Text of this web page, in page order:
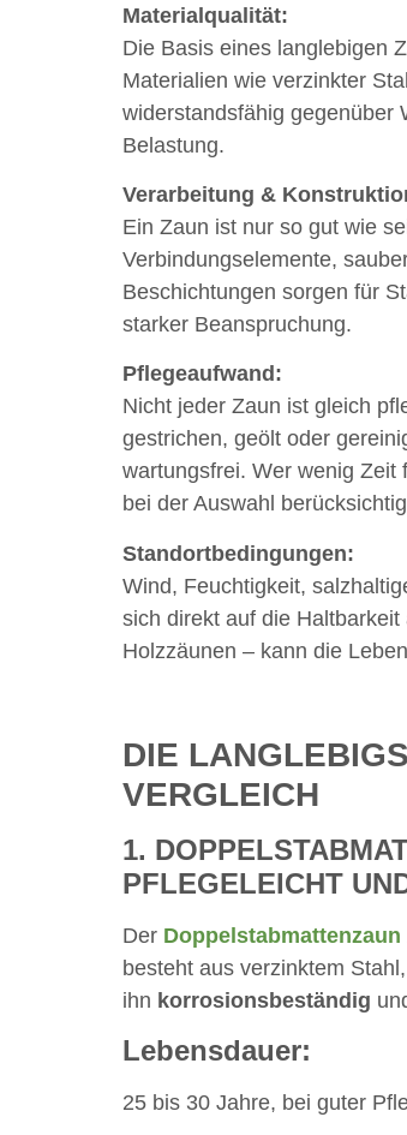
Materialqualität:
Die Basis eines langlebigen
Materialien wie verzinkter
widerstandsfähig gegenüber
Belastung.
Verarbeitung &
Ein Zaun ist nur so gut wie
Verbindungselemente,
Beschichtungen sorgen für
starker Beanspruchung.
Pflegeaufwand:
Nicht jeder Zaun ist gleich
gestrichen, geölt oder
wartungsfrei. Wer wenig Zeit
bei der Auswahl
Standortbedingungen:
Wind, Feuchtigkeit,
sich direkt auf die
Holzzäunen – kann die
DIE
VERGLEICH
1.
PFLEGELEICHT
Der Doppelstabmattenzaun
besteht aus verzinktem
ihn korrosionsbeständig
Lebensdauer:
25 bis 30 Jahre, bei guter